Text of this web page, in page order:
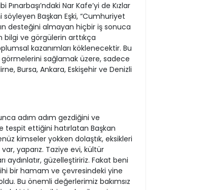
Nar Kafe’yi de Kızlar
Başkan Eşki, “Cumhuriyet
desteğini almayan hiçbir iş sonuca
bilgi ve görgülerin arttıkça
kazanımları köklenecektir. Bu
sağlamak üzere, sadece
Bursa, Ankara, Eskişehir ve Denizli
adım adım gezdiğini ve
tespit ettiğini hatırlatan Başkan
kimseler yokken dolaştık, eksikleri
yaparız. Taziye evi, kültür
aydınlatır, güzelleştiririz. Fakat beni
bir hamam ve çevresindeki yine
Bu önemli değerlerimiz bakımsız